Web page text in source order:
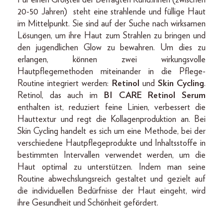
20-50 Jahren) steht eine strahlende und füllige Haut
im Mittelpunkt. Sie sind auf der Suche nach wirksamen
Lösungen, um ihre Haut zum Strahlen zu bringen und
den jugendlichen Glow zu bewahren. Um dies zu
erlangen, können zwei wirkungsvolle
Hautpflegemethoden miteinander in die Pflege-
Routine integriert werden:
Retinol und Skin Cycling.
Retinol, das auch im BI CARE Retinol Serum
enthalten ist, reduziert feine Linien, verbessert die
Hauttextur und regt die Kollagenproduktion an. Bei
Skin Cycling handelt es sich um eine Methode, bei der
verschiedene Hautpflegeprodukte und Inhaltsstoffe in
bestimmten Intervallen verwendet werden, um die
Haut optimal zu unterstützen. Indem man seine
Routine abwechslungsreich gestaltet und gezielt auf
die individuellen Bedürfnisse der Haut eingeht, wird
ihre Gesundheit und Schönheit gefördert.